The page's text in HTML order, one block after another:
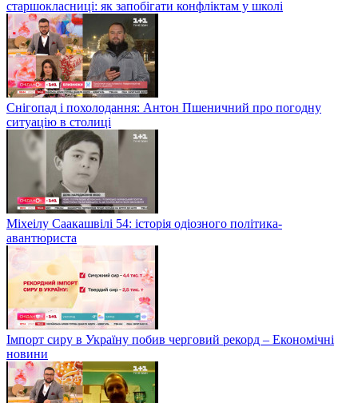
старшокласниці: як запобігати конфліктам у школі
Снігопад і похолодання: Антон Пшеничний про погодну
ситуацію в столиці
Міхеілу Саакашвілі 54: історія одіозного політика-
авантюриста
Імпорт сиру в Україну побив черговий рекорд – Економічні
новини